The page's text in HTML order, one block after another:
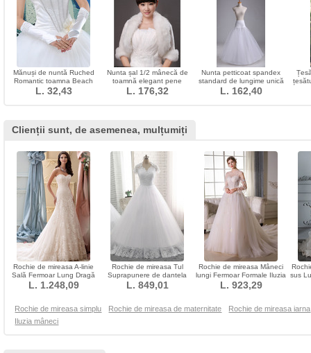
Mănuși de nuntă Ruched
Romantic toamna Beach
Taffeta
L. 32,43
Nunta șal 1/2 mânecă de
toamnă elegant pene
tinkerbell
L. 176,32
Nunta petticoat spandex
standard de lungime unică
talie elastic talie
L. 162,40
Clienții sunt, de asemenea, mulțumiți
Rochie de mireasa A-linie
Sală Fermoar Lung Dragă
Dantela Toamnă
L. 1.248,09
Rochie de mireasa Tul
Suprapunere de dantela
Tricou A-linie Biserică
L. 849,01
Rochie de mireasa Mâneci
lungi Fermoar Formale Iluzia
mâneci
L. 923,29
sus
Rochie de mireasa simplu Rochie de mireasa de maternitate
Rochie de mireasa iarna
Iluzia mâneci